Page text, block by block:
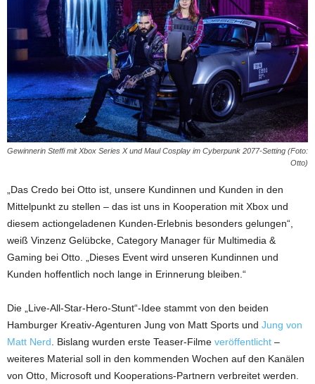
Gewinnerin Steffi mit Xbox Series X und Maul Cosplay im Cyberpunk 2077-Setting (Foto:
Otto)
„Das Credo bei Otto ist, unsere Kundinnen und Kunden in den
Mittelpunkt zu stellen – das ist uns in Kooperation mit Xbox und
diesem actiongeladenen Kunden-Erlebnis besonders gelungen“,
weiß Vinzenz Gelübcke, Category Manager für Multimedia &
Gaming bei Otto. „Dieses Event wird unseren Kundinnen und
Kunden hoffentlich noch lange in Erinnerung bleiben.“
Die „Live-All-Star-Hero-Stunt“-Idee stammt von den beiden
Hamburger Kreativ-Agenturen Jung von Matt Sports und Jung von
Matt Nerd. Bislang wurden erste Teaser-Filme veröffentlicht –
weiteres Material soll in den kommenden Wochen auf den Kanälen
von Otto, Microsoft und Kooperations-Partnern verbreitet werden.